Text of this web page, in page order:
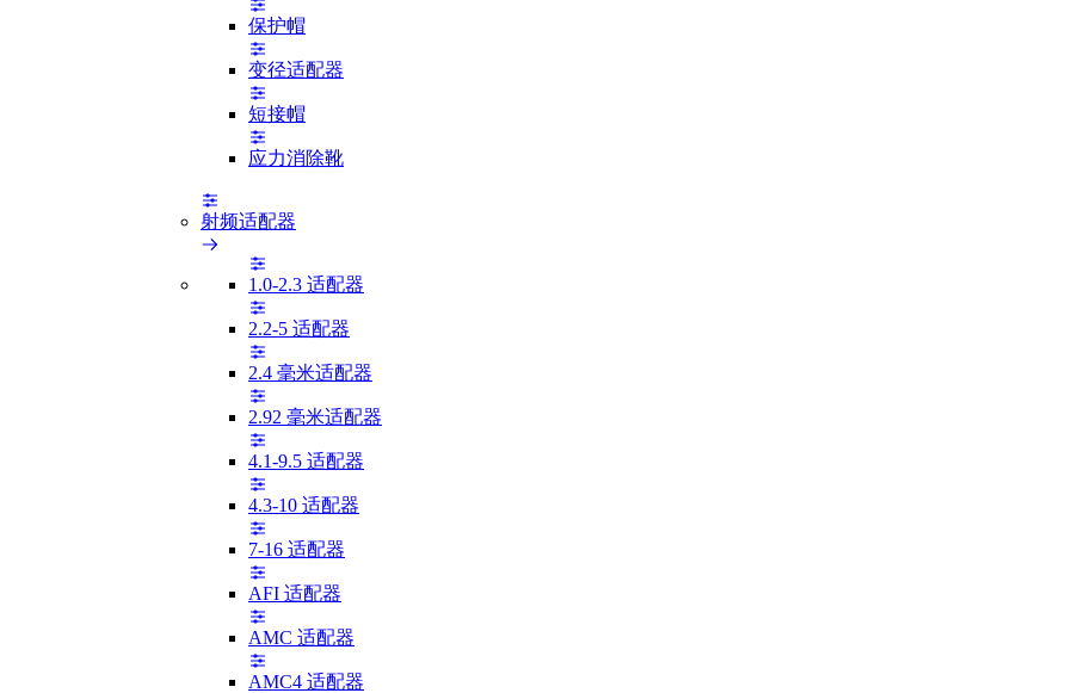
保护帽
变径适配器
短接帽
应力消除靴
射频适配器
1.0-2.3 适配器
2.2-5 适配器
2.4 毫米适配器
2.92 毫米适配器
4.1-9.5 适配器
4.3-10 适配器
7-16 适配器
AFI 适配器
AMC 适配器
AMC4 适配器